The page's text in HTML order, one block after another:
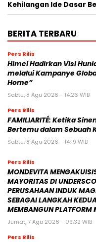
Kehilangan Ide Dasar
BERITA TERBARU
Pers Rilis
Himel Hadirkan Visi
melalui Kampanye
Home”
Sabtu, 8 Agu 2026 - 14:26 WIB
Pers Rilis
FAMILIARITÉ: Ketika
Bertemu dalam Sebuah
Sabtu, 8 Agu 2026 - 14:19 WIB
Pers Rilis
MONDEVITA
MAYORITAS DI
PERUSAHAAN INDUK
SEBAGAI LANGKAH
MEMBANGUN PLATFORM
Jumat, 7 Agu 2026 - 09:32 WIB
Pers Rilis